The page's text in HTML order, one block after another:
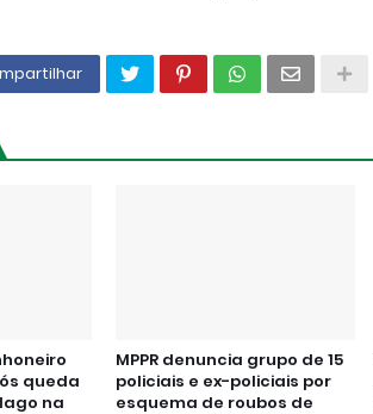
queda
na
MPPR denuncia grupo de 15
policiais e ex-policiais por
esquema de roubos de